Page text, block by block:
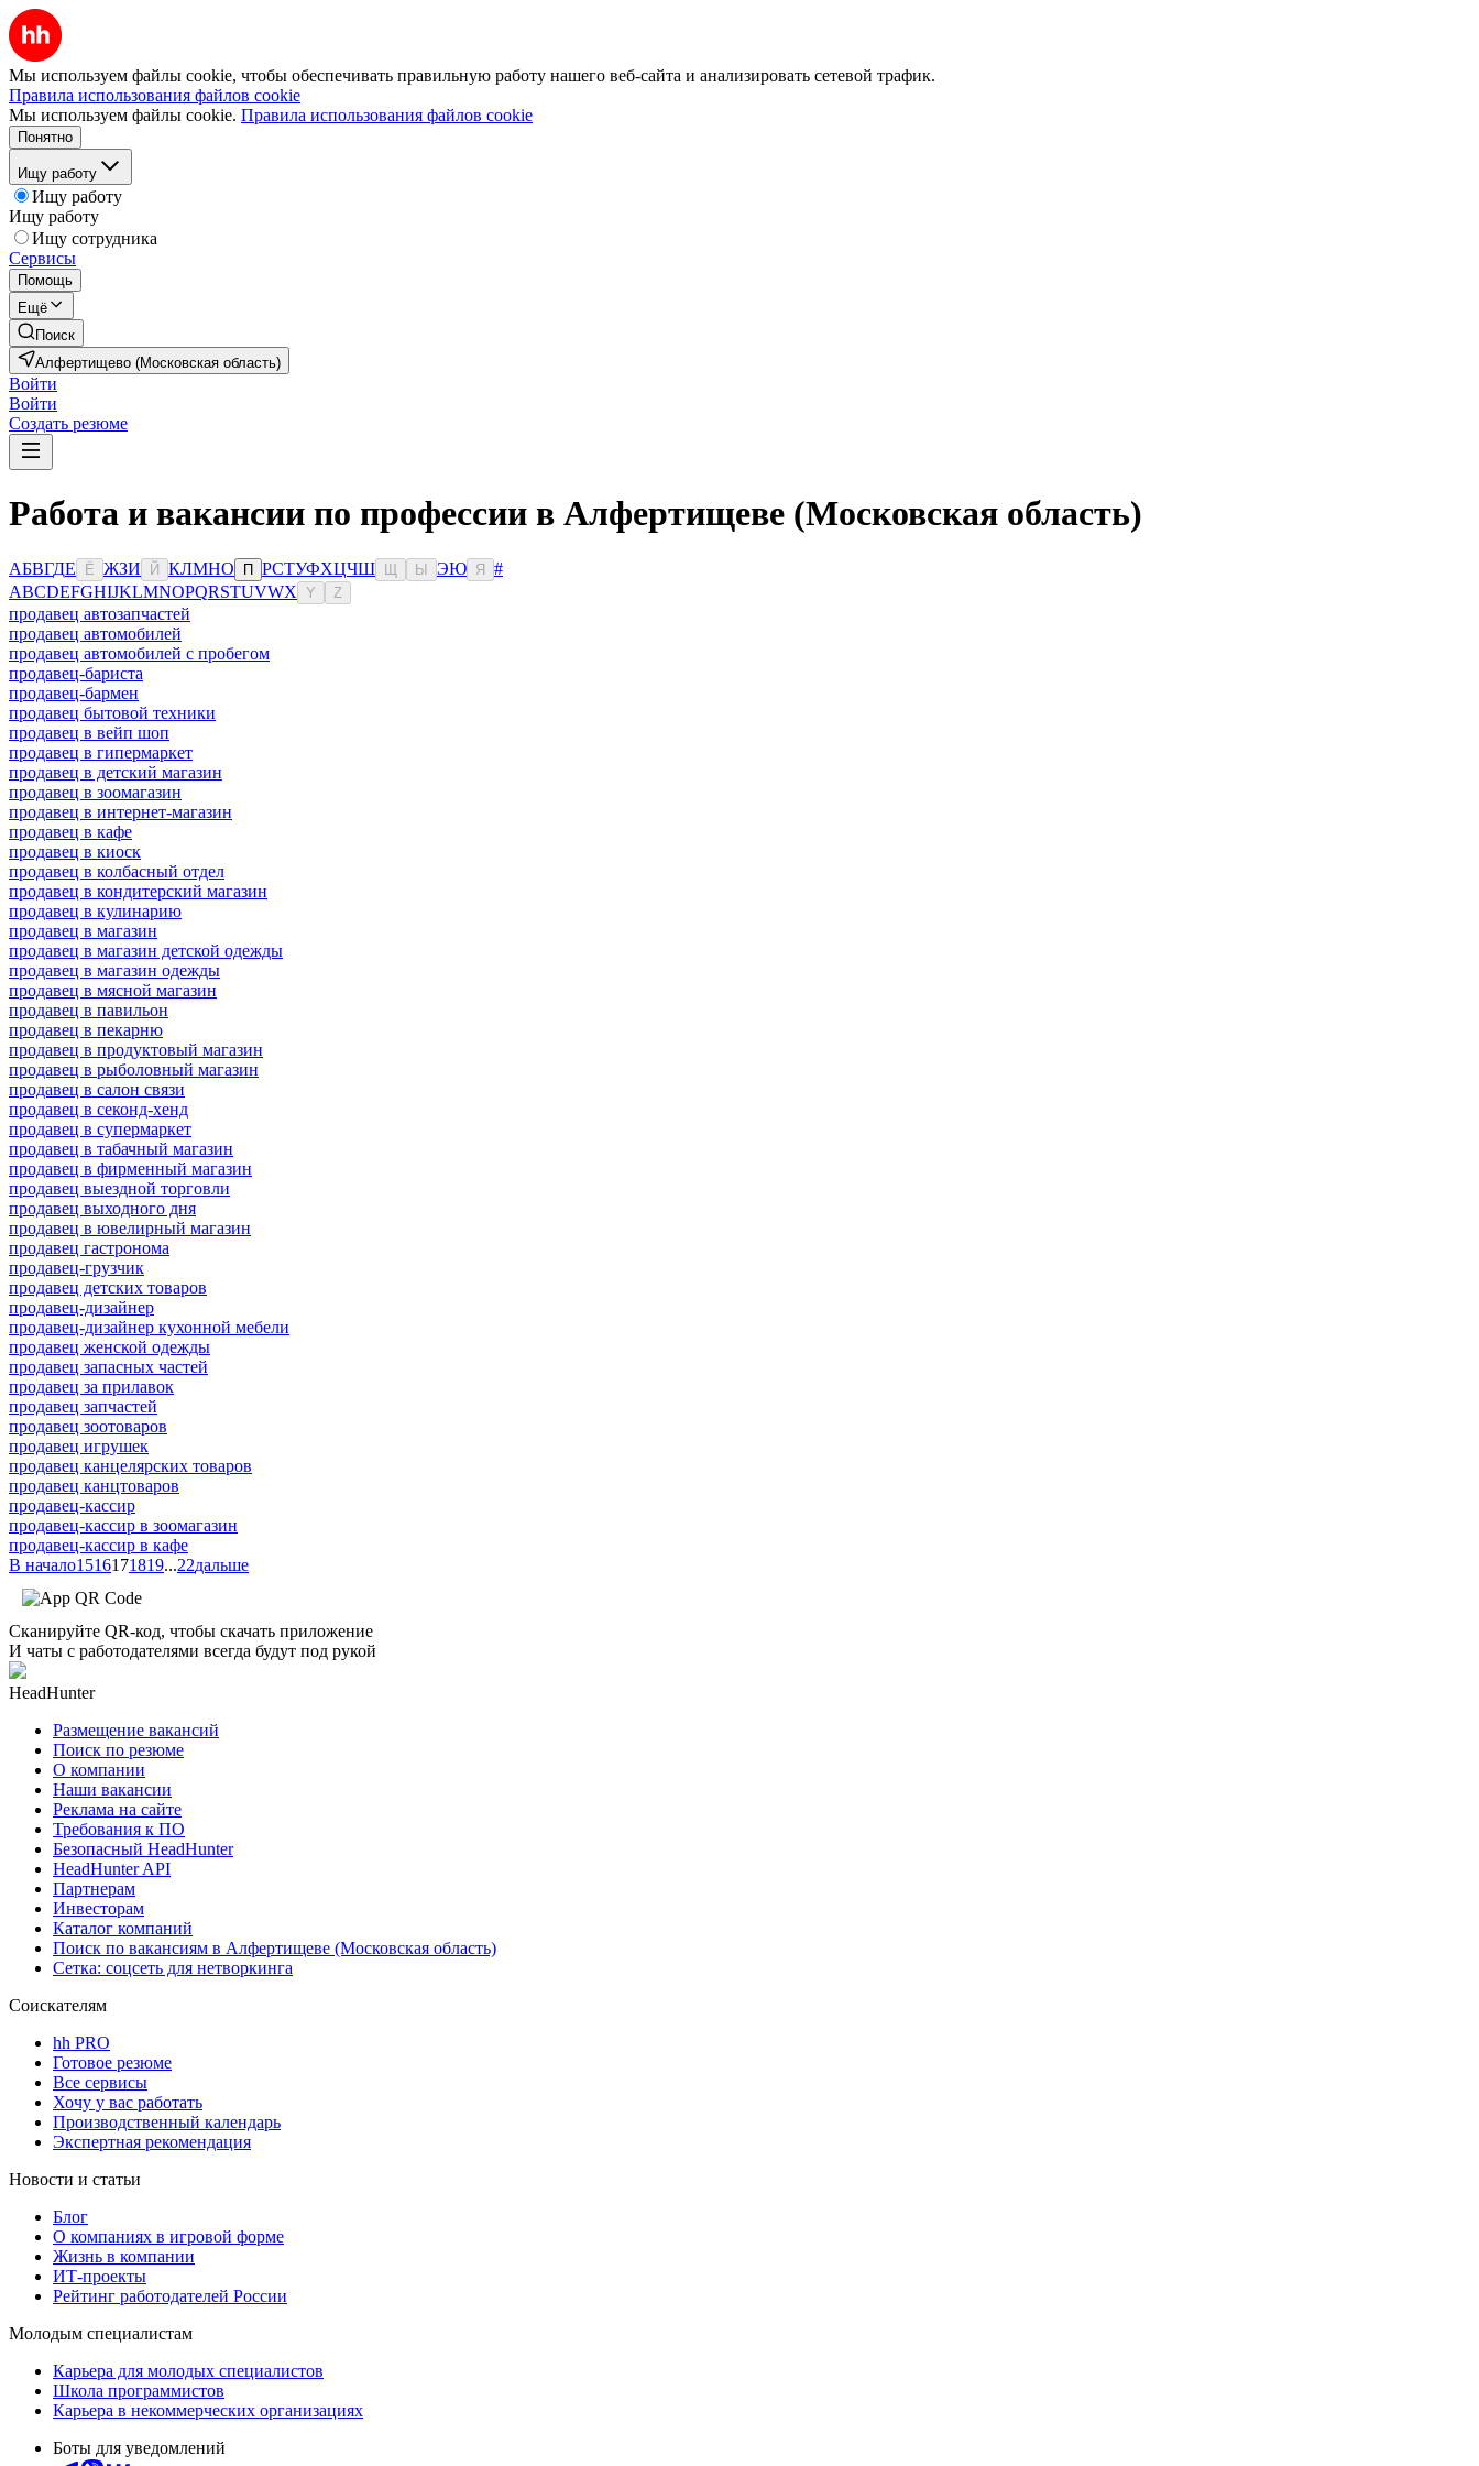
Мы используем файлы cookie, чтобы обеспечивать правильную работу нашего веб-сайта и анализировать сетевой трафик.
Правила использования файлов cookie
Мы используем файлы cookie. Правила использования файлов cookie
Понятно
Ищу работу
Ищу работу
Ищу работу
Ищу сотрудника
Сервисы
Помощь
Ещё
Поиск
Алфертищево (Московская область)
Войти
Войти
Создать резюме
Работа и вакансии по профессии в Алфертищеве (Московская область)
АБВГДЕ Ё ЖЗИ Й КЛМНО П РСТУФХЦЧШ Ы ЭЮ Я
#
ABCDEFGHIJKLMNOPQRSTUVWX Y Z
продавец автозапчастей
продавец автомобилей
продавец автомобилей с пробегом
продавец-бариста
продавец-бармен
продавец бытовой техники
продавец в вейп шоп
продавец в гипермаркет
продавец в детский магазин
продавец в зоомагазин
продавец в интернет-магазин
продавец в кафе
продавец в киоск
продавец в колбасный отдел
продавец в кондитерский магазин
продавец в кулинарию
продавец в магазин
продавец в магазин детской одежды
продавец в магазин одежды
продавец в мясной магазин
продавец в павильон
продавец в пекарню
продавец в продуктовый магазин
продавец в рыболовный магазин
продавец в салон связи
продавец в секонд-хенд
продавец в супермаркет
продавец в табачный магазин
продавец в фирменный магазин
продавец выездной торговли
продавец выходного дня
продавец в ювелирный магазин
продавец гастронома
продавец-грузчик
продавец детских товаров
продавец-дизайнер
продавец-дизайнер кухонной мебели
продавец женской одежды
продавец запасных частей
продавец за прилавок
продавец запчастей
продавец зоотоваров
продавец игрушек
продавец канцелярских товаров
продавец канцтоваров
продавец-кассир
продавец-кассир в зоомагазин
продавец-кассир в кафе
В начало1516171819...22дальше
Сканируйте QR-код, чтобы скачать приложение
И чаты с работодателями всегда будут под рукой
HeadHunter
Размещение вакансий
Поиск по резюме
О компании
Наши вакансии
Реклама на сайте
Требования к ПО
Безопасный HeadHunter
HeadHunter API
Партнерам
Инвесторам
Каталог компаний
Поиск по вакансиям в Алфертищеве (Московская область)
Сетка: соцсеть для нетворкинга
Соискателям
hh PRO
Готовое резюме
Все сервисы
Хочу у вас работать
Производственный календарь
Экспертная рекомендация
Новости и статьи
Блог
О компаниях в игровой форме
Жизнь в компании
ИТ-проекты
Рейтинг работодателей России
Молодым специалистам
Карьера для молодых специалистов
Школа программистов
Карьера в некоммерческих организациях
Боты для уведомлений